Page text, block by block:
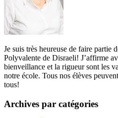
Je suis très heureuse de faire partie
Polyvalente de Disraeli! J’affirme
bienveillance et la rigueur sont les
notre école. Tous nos élèves
tous!
Archives par catégories